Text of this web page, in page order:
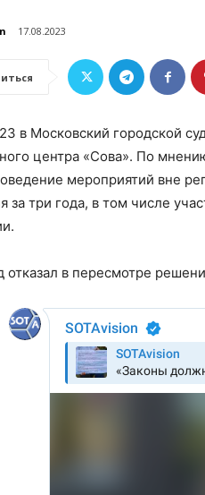
17.08.2023
в Московский городской
центра «Сова». По
мероприятий вне
за три года, в том числе
отказал в пересмотре